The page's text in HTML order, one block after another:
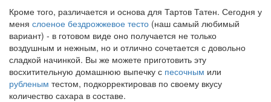
Кроме того, различается и основа для Тартов Татен. Сегодня у
меня слоеное бездрожжевое тесто (наш самый любимый
вариант) - в готовом виде оно получается не только
воздушным и нежным, но и отлично сочетается с довольно
сладкой начинкой. Вы же можете приготовить эту
восхитительную домашнюю выпечку с песочным или
рубленым тестом, подкорректировав по своему вкусу
количество сахара в составе.